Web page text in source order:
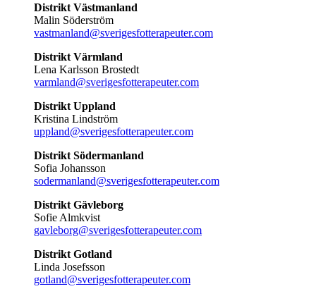
Distrikt Västmanland
Malin Söderström
vastmanland@sverigesfotterapeuter.com
Distrikt Värmland
Lena Karlsson Brostedt
varmland@sverigesfotterapeuter.com
Distrikt Uppland
Kristina Lindström
uppland@sverigesfotterapeuter.com
Distrikt Södermanland
Sofia Johansson
sodermanland@sverigesfotterapeuter.com
Distrikt Gävleborg
Sofie Almkvist
gavleborg@sverigesfotterapeuter.com
Distrikt Gotland
Linda Josefsson
gotland@sverigesfotterapeuter.com